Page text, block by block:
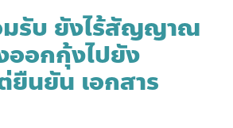
มรับ ยังไร้สัญญาณ
ออกกุ้งไปยัง
ยืนยัน เอกสาร